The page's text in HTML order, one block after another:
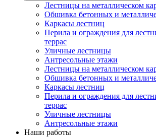
Лестницы на металлическом
Обшивка бетонных и
Каркасы лестниц
Перила и ограждения для
террас
Уличные лестницы
Антресольные этажи
Лестницы на металлическом
Обшивка бетонных и
Каркасы лестниц
Перила и ограждения для
террас
Уличные лестницы
Антресольные этажи
Наши работы